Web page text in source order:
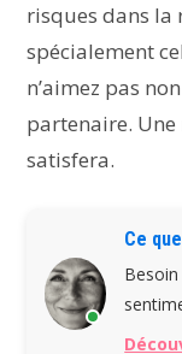
risques dans la
spécialement
n’aimez pas
partenaire. Une
satisfera.
Ce